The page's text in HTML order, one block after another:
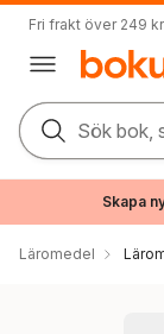
Fri frakt över 249 kr
Sök bok,
Skapa
Läromedel